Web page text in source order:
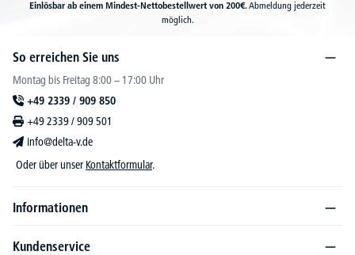
Einlösbar ab einem Mindest-Nettobestellwert von 200€.Abmeldung jederzeit
möglich.
So erreichen Sie uns
Montag bis Freitag 8:00 – 17:00 Uhr
+49 2339 / 909 850
+49 2339 / 909 501
info@delta-v.de
Oder über unser Kontaktformular.
Informationen
Kundenservice